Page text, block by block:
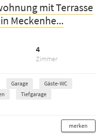
mit Terrasse
Meckenhe...
Zimmer
4
Garage
Gäste-WC
Tiefgarage
merken